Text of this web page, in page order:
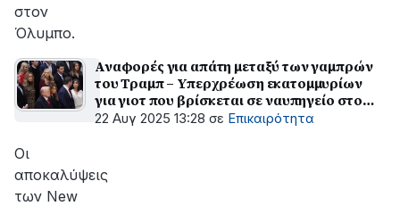
στον
Όλυμπο.
Αναφορές για απάτη μεταξύ των γαμπρών
του Τραμπ – Υπερχρέωση εκατομμυρίων
για γιοτ που βρίσκεται σε ναυπηγείο στο
Πέραμα
22 Αυγ 2025 13:28 σε Επικαιρότητα
Οι
αποκαλύψεις
των New